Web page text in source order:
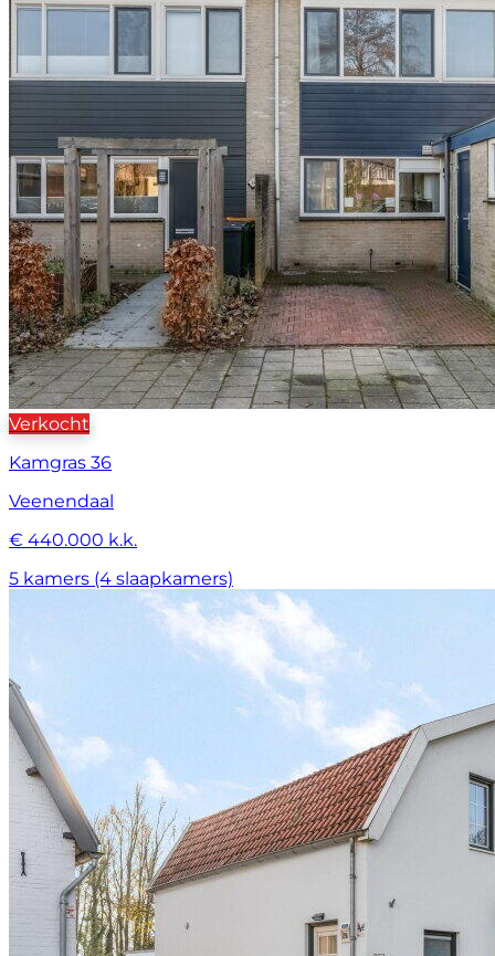
Verkocht
Kamgras 36
Veenendaal
€ 440.000 k.k.
5 kamers (4 slaapkamers)